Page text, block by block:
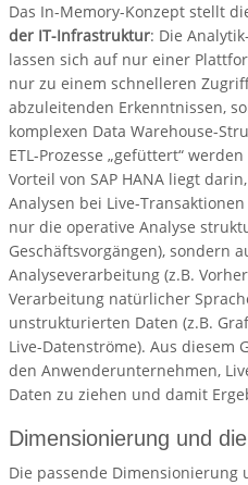
Das In-Memory-Konzept stellt
der IT-Infrastruktur: Die
lassen sich auf nur einer
nur zu einem schnelleren
abzuleitenden Erkenntnissen,
komplexen Data Warehouse-
ETL-Prozesse „gefüttert“
Vorteil von SAP HANA liegt
Analysen bei Live-
nur die operative Analyse
Geschäftsvorgängen), sondern
Analyseverarbeitung (z.B.
Verarbeitung natürlicher
unstrukturierten Daten (z.B.
Live-Datenströme). Aus diesem
den Anwenderunternehmen,
Daten zu ziehen und damit
Dimensionierung und
Die passende Dimensionierung